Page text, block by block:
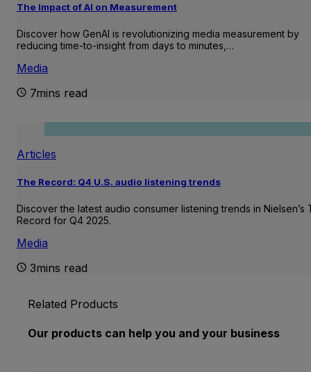
The Impact of AI on Measurement
Discover how GenAI is revolutionizing media measurement by
reducing time-to-insight from days to minutes,…
Media
7mins read
Articles
The Record: Q4 U.S. audio listening trends
Discover the latest audio consumer listening trends in Nielsen’s
Record for Q4 2025.
Media
3mins read
Related Products
Our products can help you and your business